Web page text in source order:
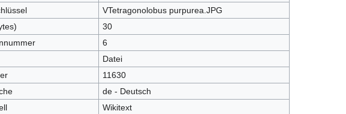
VTetragonolobus purpurea.JPG
30
6
Datei
11630
de - Deutsch
Wikitext